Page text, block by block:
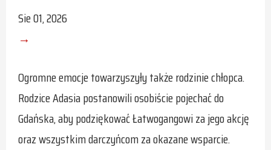
Sie 01, 2026
→
Ogromne emocje towarzyszyły także rodzinie chłopca.
Rodzice Adasia postanowili osobiście pojechać do
Gdańska, aby podziękować Łatwogangowi za jego akcję
oraz wszystkim darczyńcom za okazane wsparcie.